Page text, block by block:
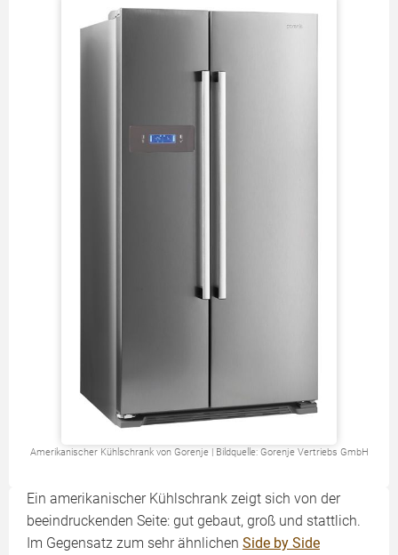
Amerikanischer Kühlschrank von Gorenje | Bildquelle: Gorenje Vertriebs GmbH
Ein amerikanischer Kühlschrank zeigt sich von der
beeindruckenden Seite: gut gebaut, groß und stattlich.
Im Gegensatz zum sehr ähnlichen Side by Side